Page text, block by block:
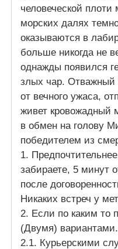
человеческой
морских далях
оказываются в
больше никогда не
однажды появился
злых чар. Отважный
от вечного ужаса,
живет кровожадный
в обмен на голову
победителем из
1.
забираете, 5 минут
после
Никаких встреч у
2. Если по каким то
(Двумя) вариантами.
2.1. Курьерскими